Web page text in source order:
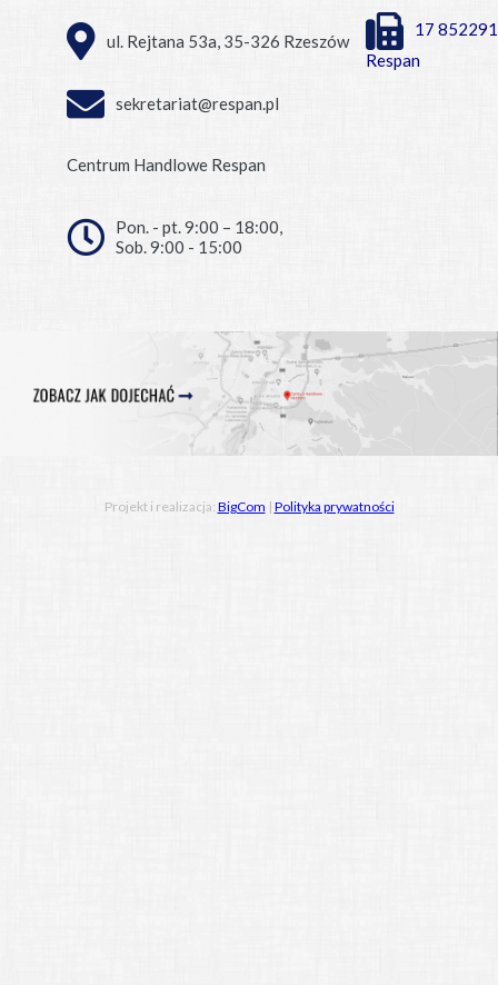
ul. Rejtana 53a, 35-326 Rzeszów
17
Respan
sekretariat@respan.pl
Centrum Handlowe Respan
Pon. - pt. 9:00 – 18:00,
Sob. 9:00 - 15:00
Projekt i realizacja: BigCom | Polityka prywatności